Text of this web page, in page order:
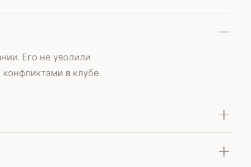
Его не уволили
в клубе.